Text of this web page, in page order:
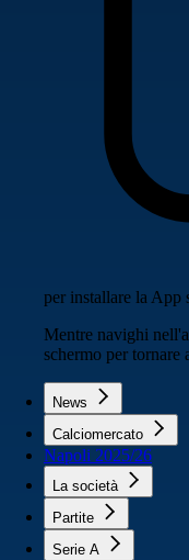
per installare la App
Mentre navighi
schermo per tornare
News
Calciomercato
Napoli 2025/26
La società
Partite
Serie A